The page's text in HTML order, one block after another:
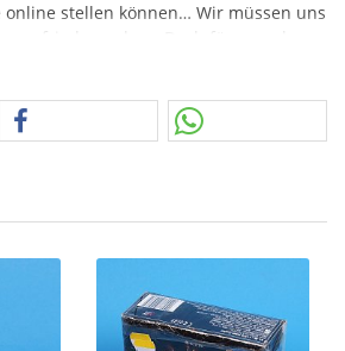
online stellen können… Wir müssen uns
zu frieden geben. Doch für manche
fällt in die Rubrik